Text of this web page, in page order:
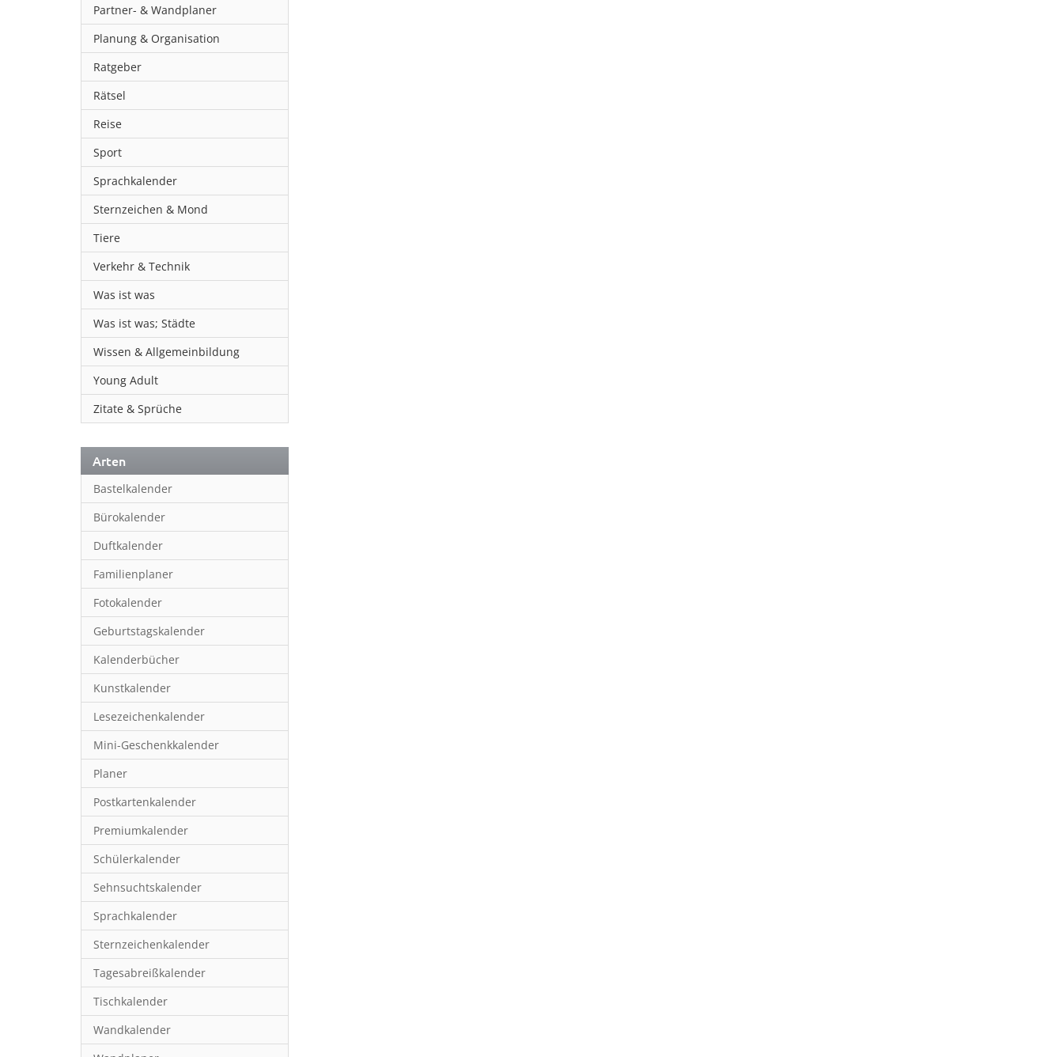
Partner- & Wandplaner
Planung & Organisation
Ratgeber
Rätsel
Reise
Sport
Sprachkalender
Sternzeichen & Mond
Tiere
Verkehr & Technik
Was ist was
Was ist was; Städte
Wissen & Allgemeinbildung
Young Adult
Zitate & Sprüche
Arten
Bastelkalender
Bürokalender
Duftkalender
Familienplaner
Fotokalender
Geburtstagskalender
Kalenderbücher
Kunstkalender
Lesezeichenkalender
Mini-Geschenkkalender
Planer
Postkartenkalender
Premiumkalender
Schülerkalender
Sehnsuchtskalender
Sprachkalender
Sternzeichenkalender
Tagesabreißkalender
Tischkalender
Wandkalender